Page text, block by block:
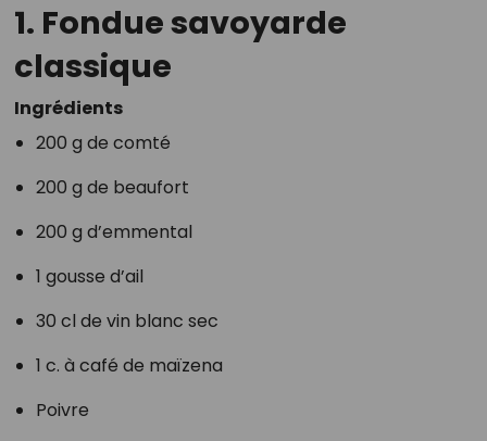
1. Fondue savoyarde
classique
Ingrédients
200 g de comté
200 g de beaufort
200 g d’emmental
1 gousse d’ail
30 cl de vin blanc sec
1 c. à café de maïzena
Poivre